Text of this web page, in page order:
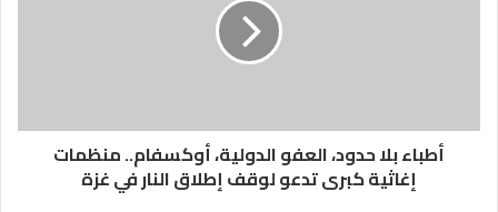
أطباء بلا حدود، العفو الدولية، أوكسفام.. منظمات
إغاثية كبرى تدعو لوقف إطلاق النار في غزة